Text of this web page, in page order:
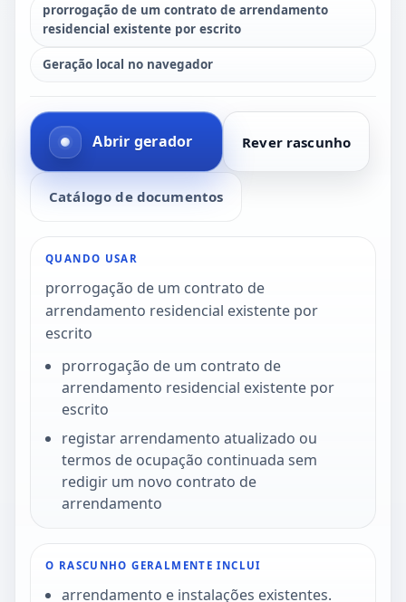
prorrogação de um contrato de arrendamento
residencial existente por escrito
Geração local no navegador
Abrir gerador Rever rascunho
Catálogo de documentos
QUANDO USAR
prorrogação de um contrato de
arrendamento residencial existente por
escrito
prorrogação de um contrato de
arrendamento residencial existente por
escrito
registar arrendamento atualizado ou
termos de ocupação continuada sem
redigir um novo contrato de
arrendamento
O RASCUNHO GERALMENTE INCLUI
arrendamento e instalações existentes.